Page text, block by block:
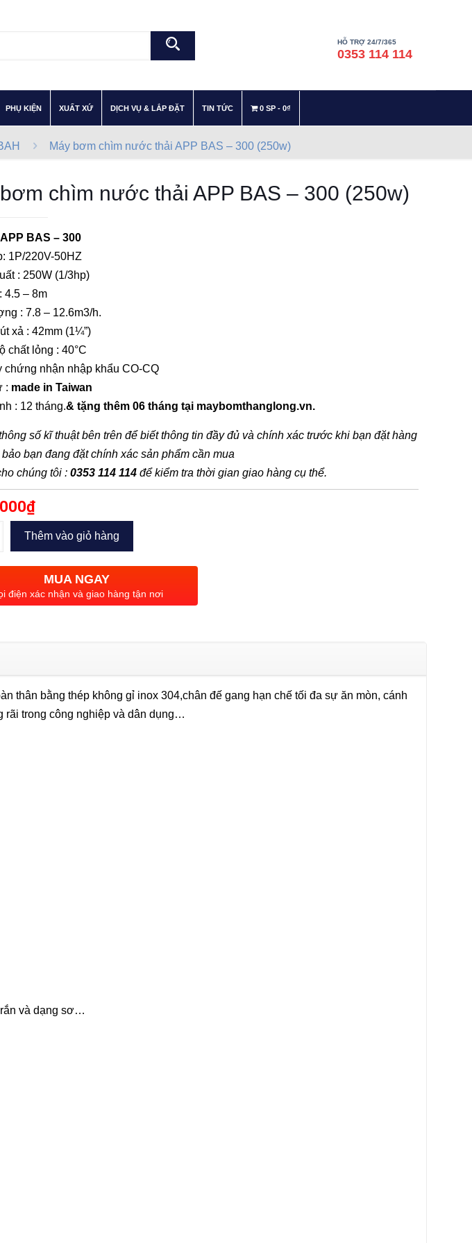
HỖ TRỢ 24/7/365
0353 114 114
PHỤ KIỆN XUẤT XỨ– DỊCH VỤ & LẮP ĐẶT TIN TỨC 0 SP 0₫
Máy bơm chìm nước thải APP BAS – 300 (250w)
chìm nước thải APP BAS – 300 (250w)
APP BAS – 300
1P/220V-50HZ
: 250W (1/3hp)
4.5 – 8m
: 7.8 – 12.6m3/h.
xả : 42mm (1¼”)
chất lỏng : 40°C
chứng nhận nhập khẩu CO-CQ
: made in Taiwan
: 12 tháng.& tặng thêm 06 tháng tại maybomthanglong.vn.
số kĩ thuật bên trên để biết thông tin đầy đủ và chính xác trước khi bạn đặt hàng
bạn đang đặt chính xác sản phẩm cần mua
chúng tôi :0353 114 114 để kiểm tra thời gian giao hàng cụ thể.
₫
Thêm vào giỏ hàng
MUA NGAY
điện xác nhận và giao hàng tận nơi
thân bằng thép không gỉ inox 304,chân đế gang hạn chế tối đa sự ăn mòn, cánh
trong công nghiệp và dân dụng…
và dạng sơ…